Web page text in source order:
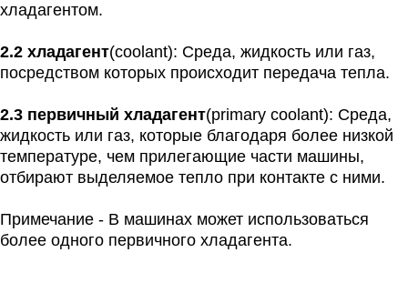
хладагентом.
2.2 хладагент(coolant): Среда, жидкость или газ,
посредством которых происходит передача тепла.
2.3 первичный хладагент(primary coolant): Среда,
жидкость или газ, которые благодаря более низкой
температуре, чем прилегающие части машины,
отбирают выделяемое тепло при контакте с ними.
Примечание - В машинах может использоваться
более одного первичного хладагента.